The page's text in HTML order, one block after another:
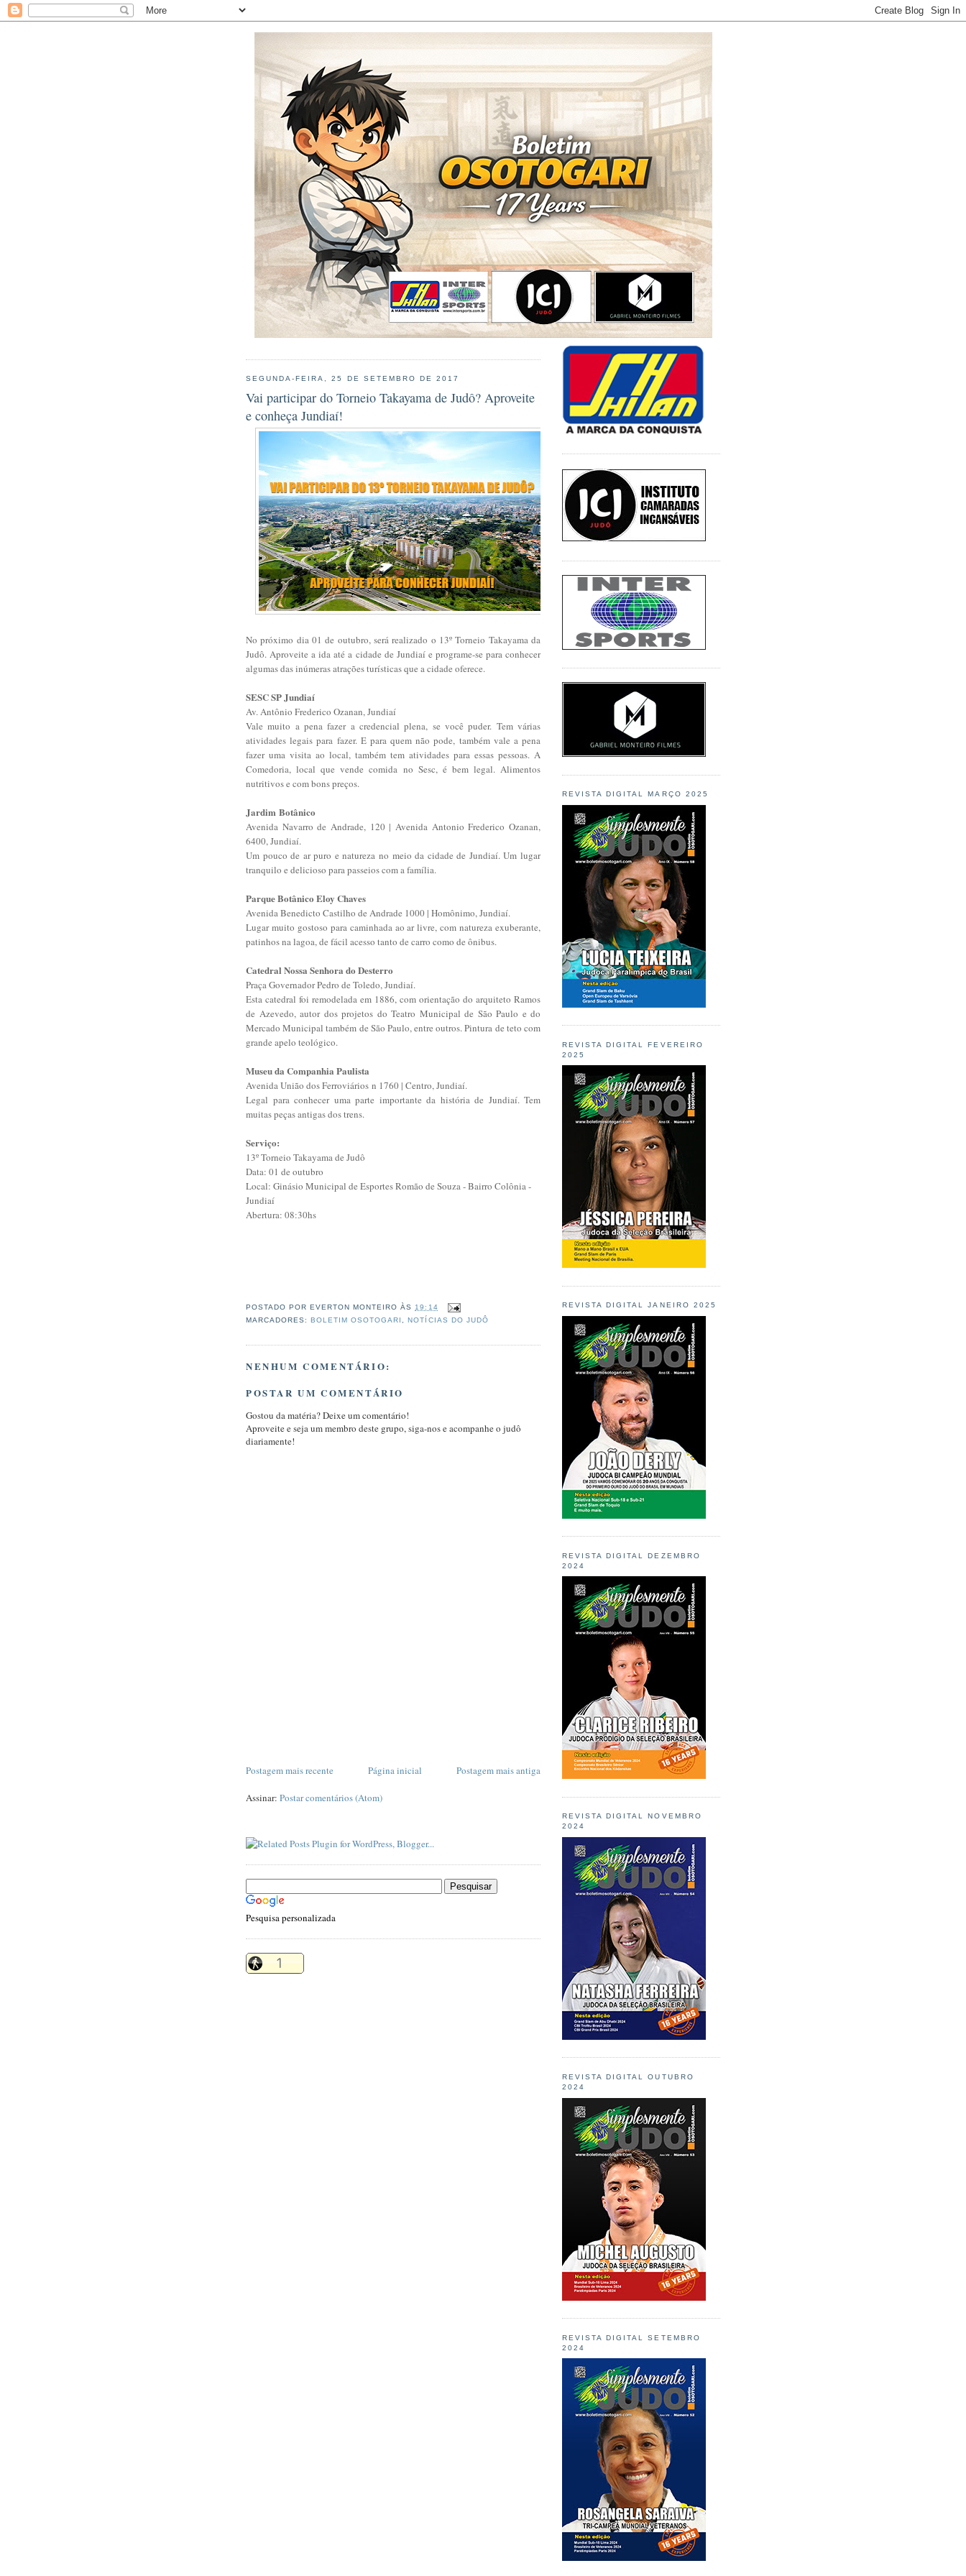
SEGUNDA-FEIRA, 25 DE SETEMBRO DE 2017
Vai participar do Torneio Takayama de Judô? Aproveite
e conheça Jundiaí!
No próximo dia 01 de outubro, será realizado o 13º Torneio Takayama da
Judô. Aproveite a ida até a cidade de Jundiaí e programe-se para conhecer
algumas das inúmeras atrações turísticas que a cidade oferece.
SESC SP Jundiaí
Av. Antônio Frederico Ozanan, Jundiaí
Vale muito a pena fazer a credencial plena, se você puder. Tem várias
atividades legais para fazer. E para quem não pode, também vale a pena
fazer uma visita ao local, também tem atividades para essas pessoas. A
Comedoria, local que vende comida no Sesc, é bem legal. Alimentos
nutritivos e com bons preços.
Jardim Botânico
Avenida Navarro de Andrade, 120 | Avenida Antonio Frederico Ozanan,
6400, Jundiaí.
Um pouco de ar puro e natureza no meio da cidade de Jundiaí. Um lugar
tranquilo e delicioso para passeios com a família.
Parque Botânico Eloy Chaves
Avenida Benedicto Castilho de Andrade 1000 | Homônimo, Jundiaí.
Lugar muito gostoso para caminhada ao ar livre, com natureza exuberante,
patinhos na lagoa, de fácil acesso tanto de carro como de ônibus.
Catedral Nossa Senhora do Desterro
Praça Governador Pedro de Toledo, Jundiaí.
Esta catedral foi remodelada em 1886, com orientação do arquiteto Ramos
de Azevedo, autor dos projetos do Teatro Municipal de São Paulo e do
Mercado Municipal também de São Paulo, entre outros. Pintura de teto com
grande apelo teológico.
Museu da Companhia Paulista
Avenida União dos Ferroviários n 1760 | Centro, Jundiaí.
Legal para conhecer uma parte importante da história de Jundiaí. Tem
muitas peças antigas dos trens.
Serviço:
13º Torneio Takayama de Judô
Data: 01 de outubro
Local: Ginásio Municipal de Esportes Romão de Souza - Bairro Colônia -
Jundiaí
Abertura: 08:30hs
POSTADO POR EVERTON MONTEIRO ÀS19:14
MARCADORES:BOLETIM OSOTOGARI ,NOTÍCIAS DO JUDÔ
NENHUM COMENTÁRIO:
POSTAR UM COMENTÁRIO
Gostou da matéria? Deixe um comentário!
Aproveite e seja um membro deste grupo, siga-nos e acompanhe o judô
diariamente!
Postagem mais recente Postagem mais antiga
Página inicial
Assinar: Postar comentários (Atom)
Pesquisa personalizada
REVISTA DIGITAL MARÇO 2025
REVISTA DIGITAL FEVEREIRO
2025
REVISTA DIGITAL JANEIRO 2025
REVISTA DIGITAL DEZEMBRO
2024
REVISTA DIGITAL NOVEMBRO
2024
REVISTA DIGITAL OUTUBRO
2024
REVISTA DIGITAL SETEMBRO
2024